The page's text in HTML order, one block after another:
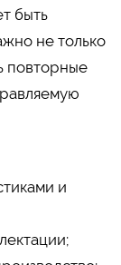
быть
не только
повторные
и